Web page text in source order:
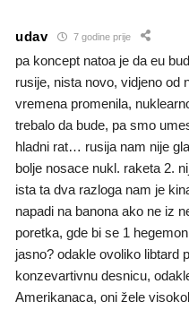
udav 7 godine prije
pa koncept natoa je da eu
rusije, nista novo, vidjeno
vremena promenila,
trebalo da bude, pa smo
hladni rat… rusija nam nije
bolje nosace nukl. raketa 2.
ista ta dva razloga nam je
napadi na banona ako ne iz
poretka, gde bi se 1
jasno? odakle ovoliko libtard
konzevartivnu desnicu,
Amerikanaca, oni žele